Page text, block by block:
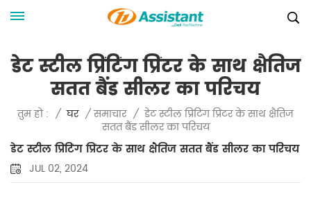
डेट स्टील प्रिंटिंग प्रिंटर के साथ क्षैतिज
सतत बैंड सीलर का परिचय
तुम हो : / घर / समाचार / डेट स्टील प्रिंटिंग प्रिंटर के साथ क्षैतिज
सतत बैंड सीलर का परिचय
डेट स्टील प्रिंटिंग प्रिंटर के साथ क्षैतिज सतत बैंड सीलर का परिचय
JUL 02, 2024